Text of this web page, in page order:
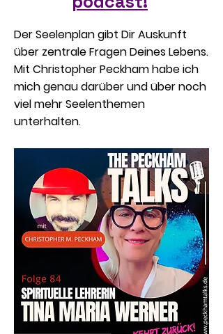
Der Seelenplan gibt Dir Auskunft
über zentrale Fragen Deines Lebens.
Mit Christopher Peckham habe ich
mich genau darüber und über noch
viel mehr Seelenthemen
unterhalten.